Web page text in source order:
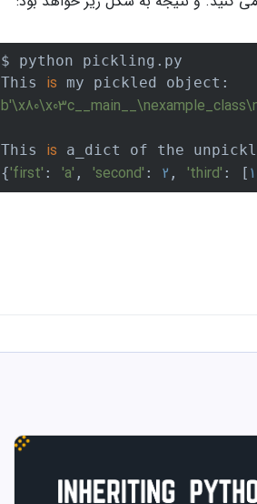
$ python pickling.py
This is
This is a_dict of the
{'first' : 'a' , 'second' : 2 , 'third' : [ 1